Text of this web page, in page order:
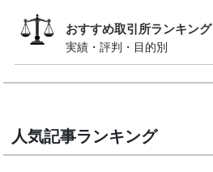
おすすめ取引所ランキング
実績・評判・目的別
人気記事ランキング